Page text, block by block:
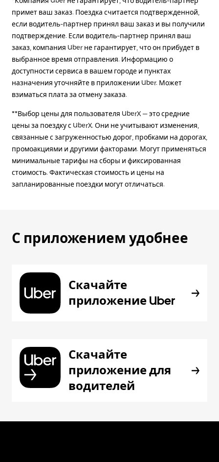
примет ваш заказ. Поездка считается подтвержденной,
если водитель-партнер принял ваш заказ и вы получили
подтверждение. Если водитель-партнер принял ваш
заказ, компания Uber не гарантирует, что он прибудет в
выбранное время отправления. Информацию о
доступности сервиса в вашем городе и пунктах
назначения уточняйте в приложении Uber. Может
взиматься плата за отмену заказа.
**Выбор цены для пользователя UberX — это средние
цены за поездку с UberX. Они не учитывают изменения,
связанные с загруженностью дорог, пробками на дорогах,
промоакциями и другими факторами. Могут применяться
минимальные тарифы на сборы и фиксированная
стоимость. Фактическая стоимость и цены на
запланированные поездки могут отличаться.
С приложением удобнее
Скачайте
приложение Uber
Скачайте
приложение для
водителей